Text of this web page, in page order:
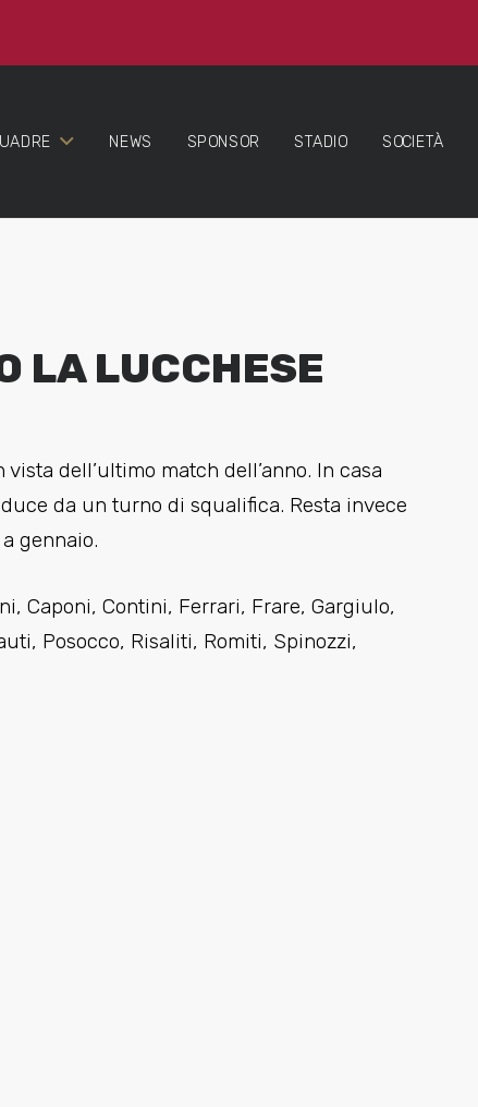
NEWS SPONSOR STADIO SOCIETÀ
LA LUCCHESE
dell’ultimo match dell’anno. In casa
da un turno di squalifica. Resta invece
gennaio.
Caponi, Contini, Ferrari, Frare, Gargiulo,
Posocco, Risaliti, Romiti, Spinozzi,